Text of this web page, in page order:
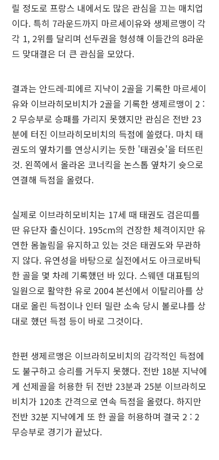
릴 정도로 프랑스 내에서도 많은 관심을 끄는 매치업
이다. 특히 7라운드까지 마르세이유와 생제르맹이 각
각 1, 2위를 달리며 선두권을 형성해 이들간의 8라운
드 맞대결은 더 큰 관심을 모았다.
결과는 안드레-피에르 지냑이 2골을 기록한 마르세이
유와 이브라히모비치가 2골을 기록한 생제르맹이 2 :
2 무승부로 승패를 가리지 못했지만 관심은 전반 23
분에 터진 이브라히모비치의 득점에 쏠렸다. 마치 태
권도의 옆차기를 연상시키는 듯한 '태권슛'을 터뜨린
것. 왼쪽에서 올라온 코너킥을 논스톱 옆차기 슛으로
연결해 득점을 올렸다.
실제로 이브라히모비치는 17세 때 태권도 검은띠를
딴 유단자 출신이다. 195cm의 건장한 체격이지만 유
연한 몸놀림을 유지하고 있는 것은 태권도와 무관하
지 않다. 유연성을 바탕으로 실전에서도 아크로바틱
한 골을 몇 차례 기록했던 바 있다. 스웨덴 대표팀의
일원으로 활약한 유로 2004 본선에서 이탈리아를 상
대로 올린 득점이나 인터 밀란 소속 당시 볼로냐를 상
대로 했던 득점 등이 바로 그것이다.
한편 생제르맹은 이브라히모비치의 감각적인 득점에
도 불구하고 승리를 거두지 못했다. 전반 18분 지냑에
게 선제골을 허용한 뒤 전반 23분과 25분 이브라히모
비치가 120초 간격으로 연속 득점을 올렸다. 하지만
전반 32분 지냑에게 또 한 골을 허용하며 결국 2 : 2
무승부로 경기가 끝났다.